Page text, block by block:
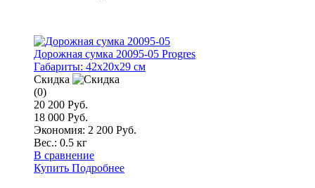
Дорожная сумка 20095-05 Progres
Габариты: 42x20x29 см
Скидка
(0)
20 200 Руб.
18 000 Руб.
Экономия: 2 200 Руб.
Вес.: 0.5 кг
В сравнение
Купить Подробнее